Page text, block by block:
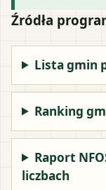
Źródła
Lista gmin
Ranking
Raport
liczbach